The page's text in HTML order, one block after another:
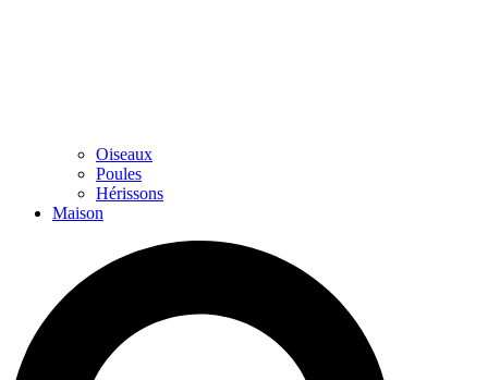
Oiseaux
Poules
Hérissons
Maison